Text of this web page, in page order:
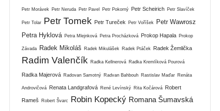
Petr Morávek Petr Neruda Petr Pavel Petr Pokorný Petr Scheirich Petr Slavíček
Petr Tolar Petr Tomek Petr Tureček Petr Voříšek
Petr Wawrosz
Petra Hyklová Petra Mlejnková Petra Procházková Prokop Hapala Prokop
Závada Radek Mikoláš Radek Mikulášek Radek Ptáček Radek Žemlička
Radim Valenčík Radka Kellnerová Radka Kremlíková Pourová
Radka Majerová Radovan Samotný Radvan Bahbouh Rastislav Maďar Renáta
Androvičová Renata Landgrafová René Levínský Rita Kočárová Robert
Rameš Robert Švarc Robin Kopecký Romana Šumavská